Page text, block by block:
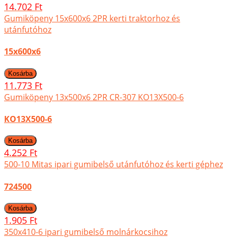
14.702 Ft
Gumiköpeny 15x600x6 2PR kerti traktorhoz és
utánfutóhoz
15x600x6
11.773 Ft
Gumiköpeny 13x500x6 2PR CR-307 KO13X500-6
KO13X500-6
4.252 Ft
500-10 Mitas ipari gumibelső utánfutóhoz és kerti géphez
724500
1.905 Ft
350x410-6 ipari gumibelső molnárkocsihoz